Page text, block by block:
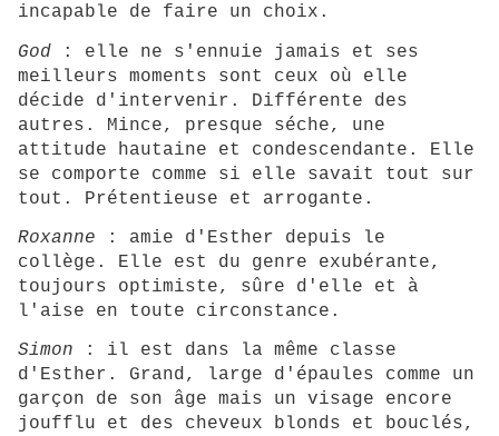
incapable de faire un choix.
God
: elle ne s'ennuie jamais et ses
meilleurs moments sont ceux où elle
décide d'intervenir. Différente des
autres. Mince, presque séche, une
attitude hautaine et condescendante. Elle
se comporte comme si elle savait tout sur
tout. Prétentieuse et arrogante.
Roxanne
: amie d'Esther depuis le
collège. Elle est du genre exubérante,
toujours optimiste, sûre d'elle et à
l'aise en toute circonstance.
Simon
: il est dans la même classe
d'Esther. Grand, large d'épaules comme un
garçon de son âge mais un visage encore
joufflu et des cheveux blonds et bouclés,